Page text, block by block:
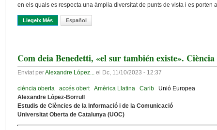
en els quals es respecta una àmplia diversitat de punts de vista i es porten
Llegeix Més Sobre El Llibre Com A Bé Essencial Als Estats De La Unió
Español
Com deia Benedetti, «el sur también existe».
Enviat perAlexandre López... el Dc, 11/10/2023 - 12:37
ciència oberta accés obert Amèrica Llatina Carib
Unió Europea
Alexandre López-Borrull
Estudis de Ciències de la Informació i de la Comunicació
Universitat Oberta de Catalunya (UOC)